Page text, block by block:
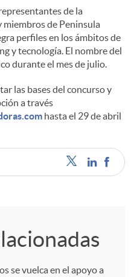
de la
miembros de Peninsula
perfiles en los ámbitos de
y tecnología. El nombre del
durante el mes de julio.
las bases del concurso y
a través
hasta el 29 de abril
se vuelca en el apoyo a